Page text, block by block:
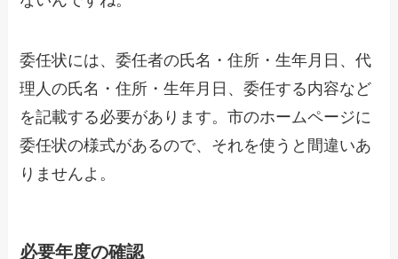
委任状には、委任者の氏名・住所・生年月日、代
理人の氏名・住所・生年月日、委任する内容など
を記載する必要があります。市のホームページに
委任状の様式があるので、それを使うと間違いあ
りませんよ。
必要年度の確認